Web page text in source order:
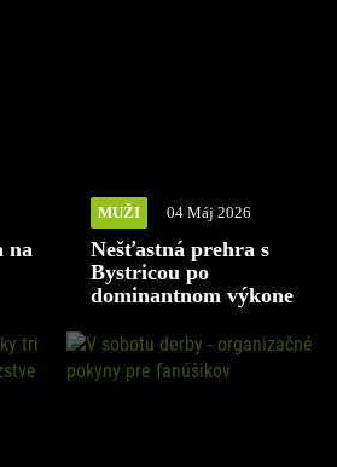
na
MUŽI 04 Máj 2026
Nešťastná prehra s
Bystricou po
dominantnom výkone